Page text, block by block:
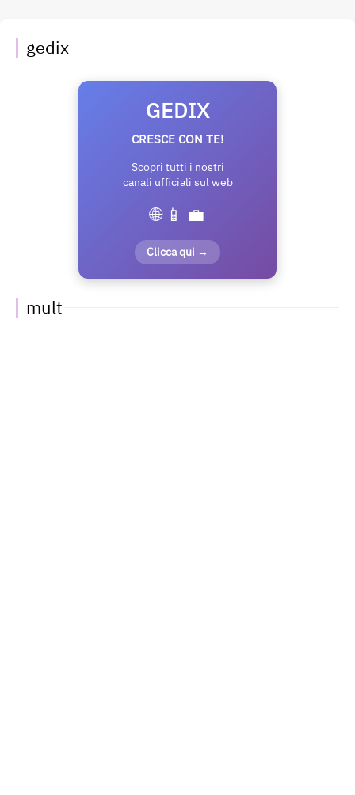
gedix
GEDIX
CRESCE CON TE!
Scopri tutti i nostri
canali ufficiali sul web
🌐 📱 💼
Clicca qui →
mult